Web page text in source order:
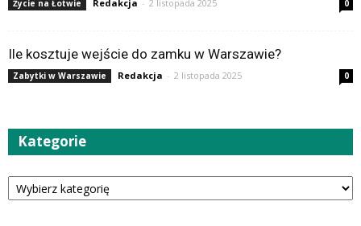
Życie na Łotwie Redakcja - 2 listopada 2025 0
Ile kosztuje wejście do zamku w Warszawie?
Zabytki w Warszawie Redakcja - 2 listopada 2025 0
Kategorie
Kategorie